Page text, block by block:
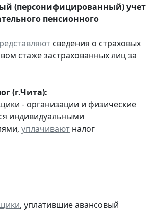
(персонифицированный) учет
пенсионного
сведения о страховых
стаже застрахованных лиц за
(г.Чита):
- организации и физические
индивидуальными
уплачивают налог
, уплатившие авансовый